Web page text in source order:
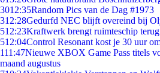
3012:35Random Pics van de Dag #1973
312:28Gedurfd NEC blijft overeind bij
512:23Kraftwerk brengt ruimteschip
512:04Control Resonant kost je 30 uur
111:47Nieuwe XBOX Game Pass titels
maand augustus